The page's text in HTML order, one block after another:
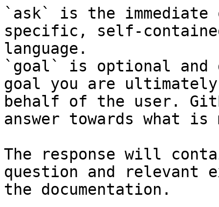
`ask` is the
specific, self-
language.
`goal` is optional and
goal you are
behalf of the user.
answer towards what
The response will
question and relevant
the documentation.